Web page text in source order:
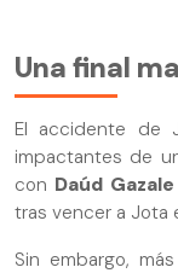
Una final
El accidente de
impactantes de
con Daúd
tras vencer a Jota
Sin embargo,